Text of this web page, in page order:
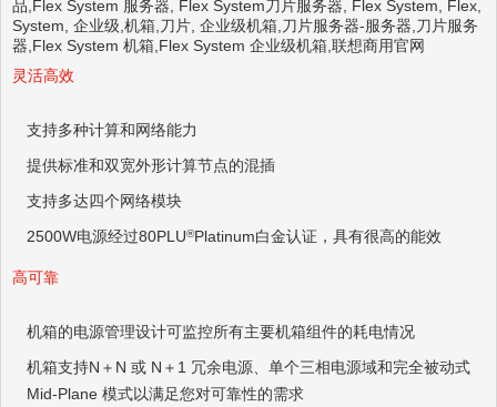
灵活高效
支持多种计算和网络能力
提供标准和双宽外形计算节点的混插
支持多达四个网络模块
2500W电源经过80PLU®Platinum白金认证，具有很高的能效
高可靠
机箱的电源管理设计可监控所有主要机箱组件的耗电情况
机箱支持N＋N 或 N＋1 冗余电源、单个三相电源域和完全被动式
Mid-Plane 模式以满足您对可靠性的需求